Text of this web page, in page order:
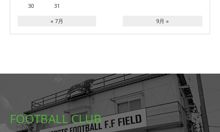
30 31
« 7月 9月 »
FOOTBALL CLUB